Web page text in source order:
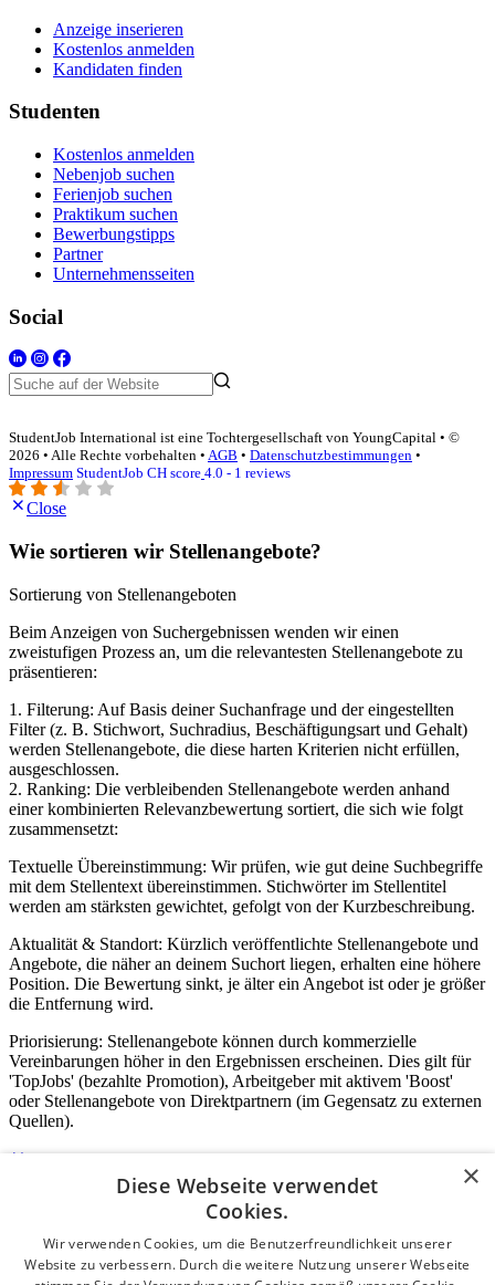
Anzeige inserieren
Kostenlos anmelden
Kandidaten finden
Studenten
Kostenlos anmelden
Nebenjob suchen
Ferienjob suchen
Praktikum suchen
Bewerbungstipps
Partner
Unternehmensseiten
Social
StudentJob International ist eine Tochtergesellschaft von YoungCapital • ©
2026 • Alle Rechte vorbehalten • AGB • Datenschutzbestimmungen •
Impressum StudentJob CH score 4.0 - 1 reviews
Close
Wie sortieren wir Stellenangebote?
Sortierung von Stellenangeboten
Beim Anzeigen von Suchergebnissen wenden wir einen
zweistufigen Prozess an, um die relevantesten Stellenangebote zu
präsentieren:
1. Filterung: Auf Basis deiner Suchanfrage und der eingestellten
Filter (z. B. Stichwort, Suchradius, Beschäftigungsart und Gehalt)
werden Stellenangebote, die diese harten Kriterien nicht erfüllen,
ausgeschlossen.
2. Ranking: Die verbleibenden Stellenangebote werden anhand
einer kombinierten Relevanzbewertung sortiert, die sich wie folgt
zusammensetzt:
Textuelle Übereinstimmung: Wir prüfen, wie gut deine Suchbegriffe
mit dem Stellentext übereinstimmen. Stichwörter im Stellentitel
werden am stärksten gewichtet, gefolgt von der Kurzbeschreibung.
Aktualität & Standort: Kürzlich veröffentlichte Stellenangebote und
Angebote, die näher an deinem Suchort liegen, erhalten eine höhere
Position. Die Bewertung sinkt, je älter ein Angebot ist oder je größer
die Entfernung wird.
Priorisierung: Stellenangebote können durch kommerzielle
Vereinbarungen höher in den Ergebnissen erscheinen. Dies gilt für
'TopJobs' (bezahlte Promotion), Arbeitgeber mit aktivem 'Boost'
oder Stellenangebote von Direktpartnern (im Gegensatz zu externen
Quellen).
Login für Unternehmen
E-Mail*
×
Diese Webseite verwendet
Cookies.
Wir verwenden Cookies, um die Benutzerfreundlichkeit unserer
Website zu verbessern. Durch die weitere Nutzung unserer Webseite